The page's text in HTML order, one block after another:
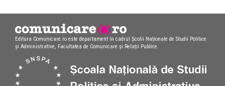
Editura Comunicare.ro este departament în cadrul Școlii Naționale de Studii Politice
și Administrative, Facultatea de Comunicare și Relații Publice.